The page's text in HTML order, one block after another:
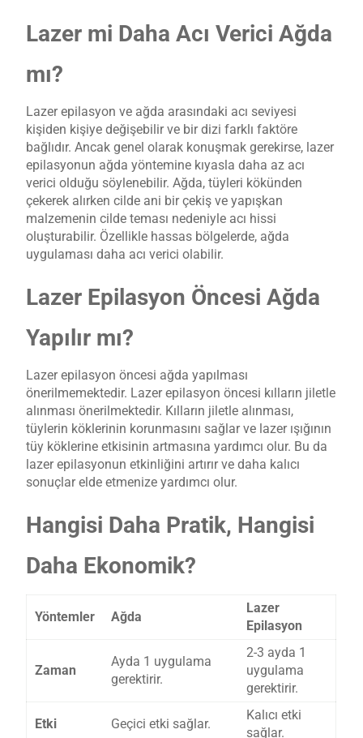
Lazer mi Daha Acı Verici Ağda
mı?
Lazer epilasyon ve ağda arasındaki acı seviyesi
kişiden kişiye değişebilir ve bir dizi farklı faktöre
bağlıdır. Ancak genel olarak konuşmak gerekirse, lazer
epilasyonun ağda yöntemine kıyasla daha az acı
verici olduğu söylenebilir. Ağda, tüyleri kökünden
çekerek alırken cilde ani bir çekiş ve yapışkan
malzemenin cilde teması nedeniyle acı hissi
oluşturabilir. Özellikle hassas bölgelerde, ağda
uygulaması daha acı verici olabilir.
Lazer Epilasyon Öncesi Ağda
Yapılır mı?
Lazer epilasyon öncesi ağda yapılması
önerilmemektedir. Lazer epilasyon öncesi kılların jiletle
alınması önerilmektedir. Kılların jiletle alınması,
tüylerin köklerinin korunmasını sağlar ve lazer ışığının
tüy köklerine etkisinin artmasına yardımcı olur. Bu da
lazer epilasyonun etkinliğini artırır ve daha kalıcı
sonuçlar elde etmenize yardımcı olur.
Hangisi Daha Pratik, Hangisi
Daha Ekonomik?
Yöntemler Ağda
Lazer
Epilasyon
Zaman
Ayda 1 uygulama
gerektirir.
2-3 ayda 1
uygulama
gerektirir.
Etki Geçici etki sağlar.
Kalıcı etki
sağlar.